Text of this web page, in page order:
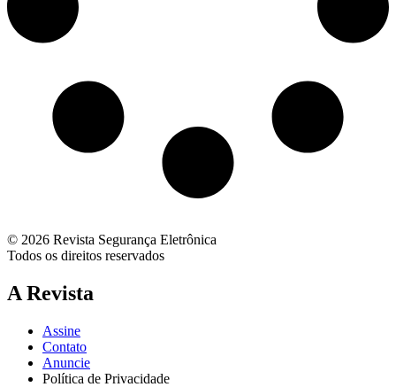
© 2026 Revista Segurança Eletrônica
Todos os direitos reservados
A Revista
Assine
Contato
Anuncie
Política de Privacidade